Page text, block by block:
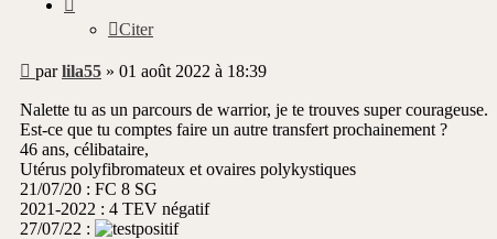
Citer
Message
non
lu
parlila55 » 01 août 2022 à 18:39
Nalette tu as un parcours de warrior, je te trouves super courageuse.
Est-ce que tu comptes faire un autre transfert prochainement ?
46 ans, célibataire,
Utérus polyfibromateux et ovaires polykystiques
21/07/20 : FC 8 SG
2021-2022 : 4 TEV négatif
27/07/22 :